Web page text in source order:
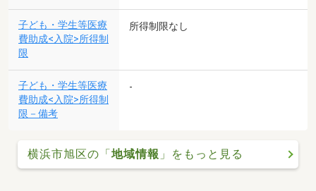
子ども・学生等医療
費助成<入院>所得制
限
所得制限なし
子ども・学生等医療
費助成<入院>所得制
限－備考
-
横浜市旭区の「地域情報 」をもっと見る